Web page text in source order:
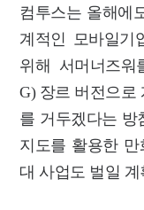
컴투스는 올해에
계적인 모바일기
위해 서머너즈워
G) 장르 버전으로
를 거두겠다는 방
지도를 활용한
대 사업도 벌일 계